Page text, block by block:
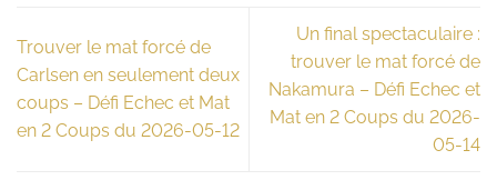
Trouver le mat forcé de
Carlsen en seulement deux
coups – Défi Echec et Mat
en 2 Coups du 2026-05-12
Un final spectaculaire :
trouver le mat forcé de
Nakamura – Défi Echec et
Mat en 2 Coups du 2026-
05-14